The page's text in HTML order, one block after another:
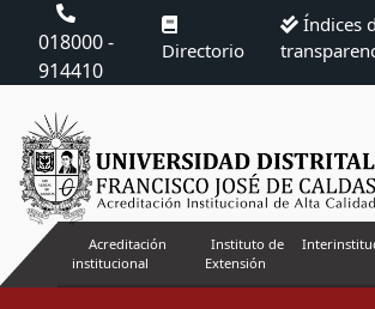
018000 -
914410
Directorio
Índices
Acreditación
institucional
Instituto de
Extensión